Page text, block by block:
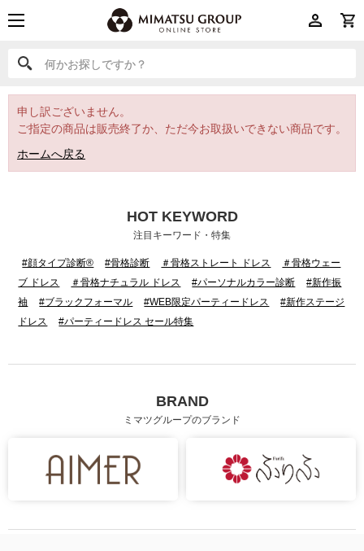
何かお探しですか？
何かお探しですか？
申し訳ございません。
ご指定の商品は販売終了か、ただ今お取扱いできない商品です。
ホームへ戻る
HOT KEYWORD
注目キーワード・特集
#顔タイプ診断® #骨格診断 ＃骨格ストレート ドレス
＃骨格ウェー
ブ ドレス
＃骨格ナチュラル ドレス #パーソナルカラー診断
#新作振
袖
#ブラックフォーマル #WEB限定パーティードレス
#新作ステージ
ドレス
#パーティードレス セール特集
BRAND
ミマツグループのブランド